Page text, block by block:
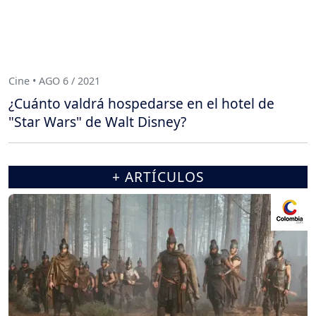
Cine • AGO 6 / 2021
¿Cuánto valdrá hospedarse en el hotel de
"Star Wars" de Walt Disney?
+ ARTÍCULOS